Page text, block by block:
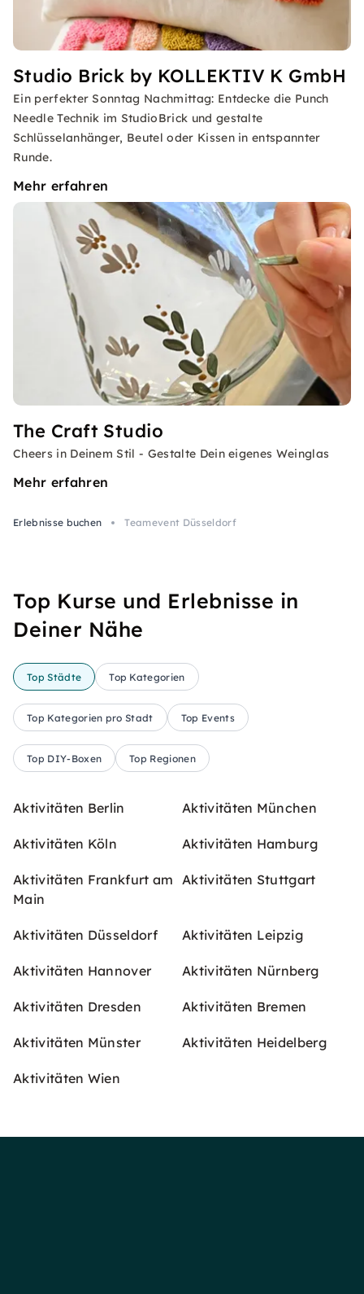
Studio Brick by KOLLEKTIV K GmbH
Ein perfekter Sonntag Nachmittag: Entdecke die Punch
Needle Technik im StudioBrick und gestalte
Schlüsselanhänger, Beutel oder Kissen in entspannter
Runde.
Mehr erfahren
The Craft Studio
Cheers in Deinem Stil - Gestalte Dein eigenes Weinglas
Mehr erfahren
Erlebnisse buchen Teamevent Düsseldorf
Top Kurse und Erlebnisse in
Deiner Nähe
Top Städte Top Kategorien
Top Kategorien pro Stadt Top Events
Top DIY-Boxen Top Regionen
Aktivitäten Berlin Aktivitäten München
Aktivitäten Köln Aktivitäten Hamburg
Aktivitäten Frankfurt am
Main
Aktivitäten Stuttgart
Aktivitäten Düsseldorf Aktivitäten Leipzig
Aktivitäten Hannover Aktivitäten Nürnberg
Aktivitäten Dresden Aktivitäten Bremen
Aktivitäten Münster Aktivitäten Heidelberg
Aktivitäten Wien